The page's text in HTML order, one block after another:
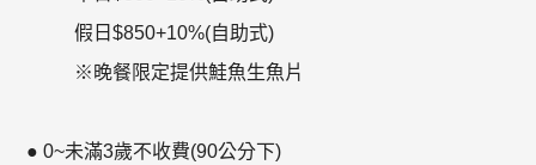
假日$850+10%(自助式)
※晚餐限定提供鮭魚生魚片
● 0~未滿3歲不收費(90公分下)